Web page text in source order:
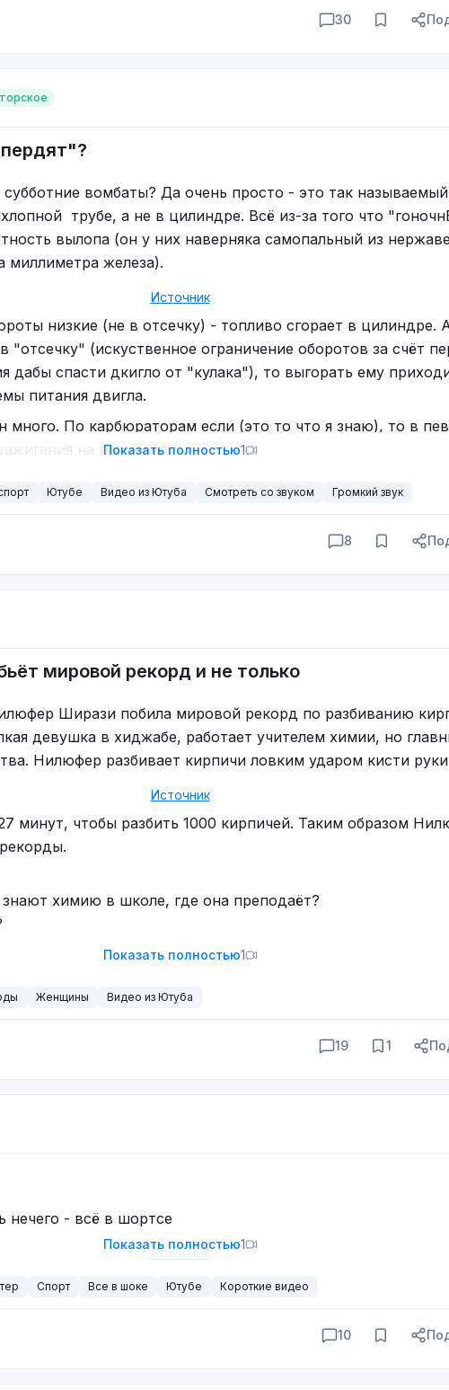
30
вомбаты? Да очень просто - это так
трубе, а не в цилиндре. Всё из-за того что
вылопа (он у них наверняка самопальный из
миллиметра железа).
Источник
низкие (не в отсечку) - топливо сгорает в цилиндре.
"отсечку" (искуственное ограничение оборотов за счёт
дабы спасти дкигло от "кулака"), то выгорать ему
питания двигла.
много. По карбюраторам если (это то что я знаю), то в
на трамблёре.
Показать полностью1
Ютубе Видео из Ютуба Смотреть со звуком Громкий звук
8
мировой рекорд и не только
Ширази побила мировой рекорд по разбиванию
девушка в хиджабе, работает учителем химии, но
Нилюфер разбивает кирпичи ловким ударом кисти
Источник
минут, чтобы разбить 1000 кирпичей. Таким образом
химию в школе, где она преподаёт?
Показать полностью1
Женщины Видео из Ютуба
19 1
нечего - всё в шортсе
Источник
Показать полностью1
Спорт Все в шоке Ютубе Короткие видео
10